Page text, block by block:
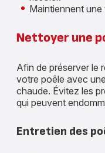
Maintiennent
Nettoyer une
Afin de préserver le
votre poêle avec
chaude. Évitez les
qui peuvent
Entretien des